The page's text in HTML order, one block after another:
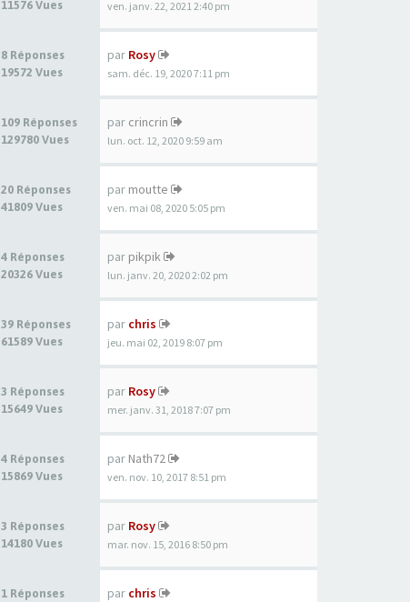
11576 Vues
ven. janv. 22, 2021 2:40 pm
8 Réponses
19572 Vues
par Rosy
sam. déc. 19, 2020 7:11 pm
109 Réponses
129780 Vues
par crincrin
lun. oct. 12, 2020 9:59 am
20 Réponses
41809 Vues
par moutte
ven. mai 08, 2020 5:05 pm
4 Réponses
20326 Vues
par pikpik
lun. janv. 20, 2020 2:02 pm
39 Réponses
61589 Vues
par chris
jeu. mai 02, 2019 8:07 pm
3 Réponses
15649 Vues
par Rosy
mer. janv. 31, 2018 7:07 pm
4 Réponses
15869 Vues
par Nath72
ven. nov. 10, 2017 8:51 pm
3 Réponses
14180 Vues
par Rosy
mar. nov. 15, 2016 8:50 pm
1 Réponses par chris